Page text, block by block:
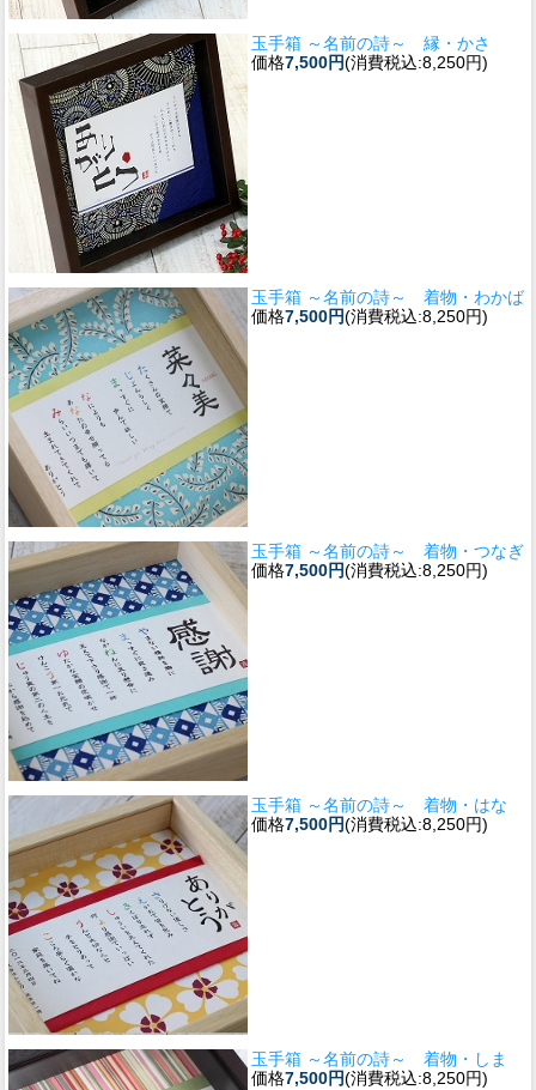
玉手箱 ～名前の詩～ 縁・かさ
価格7,500円(消費税込:8,250円)
玉手箱 ～名前の詩～ 着物・わかば
価格7,500円(消費税込:8,250円)
玉手箱 ～名前の詩～ 着物・つなぎ
価格7,500円(消費税込:8,250円)
玉手箱 ～名前の詩～ 着物・はな
価格7,500円(消費税込:8,250円)
玉手箱 ～名前の詩～ 着物・しま
価格7,500円(消費税込:8,250円)